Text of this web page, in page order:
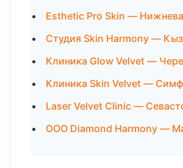
Esthetic Pro Skin —
Студия Skin Harmony —
Клиника Glow Velvet —
Клиника Skin Velvet —
Laser Velvet Clinic —
ООО Diamond Harmony —